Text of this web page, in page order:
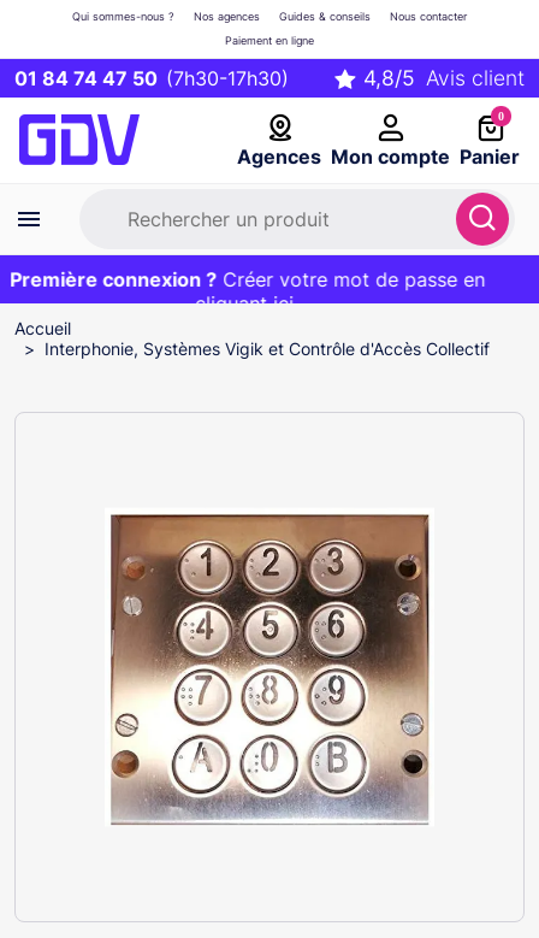
01 84 74 47 50 (7h30-17h30)
Agences Mon compte
Qui sommes-nous ? Nos agences Guides & conseils
Nous contacter
Paiement en ligne
0
Panier
Première commande ?20€ OFFERT sur votre panier
et livraison 24/48h gratuite avec le codeBIENVENUE
connexion ? Créer votre mot de passe en
cliquant ici
EXCLU WEB :
Accueil
Interphonie, Systèmes Vigik et Contrôle d'Accès Collectif